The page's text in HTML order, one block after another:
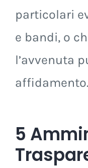
particolari
e bandi, o
l’avvenuta
affidamento.
5